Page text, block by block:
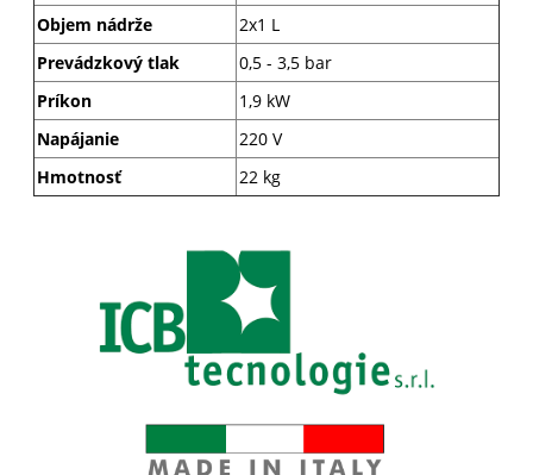
Objem nádrže
2x1 L
Prevádzkový tlak
0,5 - 3,5 bar
Príkon
1,9 kW
Napájanie
220 V
Hmotnosť
22 kg